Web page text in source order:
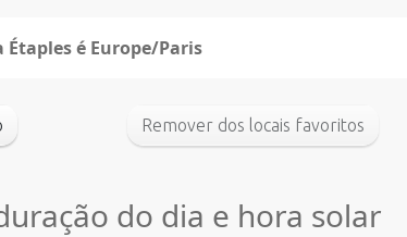
é Europe/Paris
Remover dos locais favoritos
do dia e hora solar